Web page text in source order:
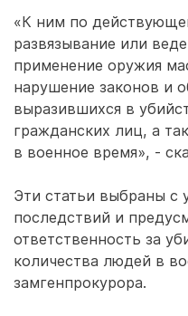
«К ним по
развязывание или
применение оружия
нарушение законов и
выразившихся в
гражданских лиц, а
в военное время», -
Эти статьи выбраны с
последствий и
ответственность за
количества людей в
замгенпрокурора.